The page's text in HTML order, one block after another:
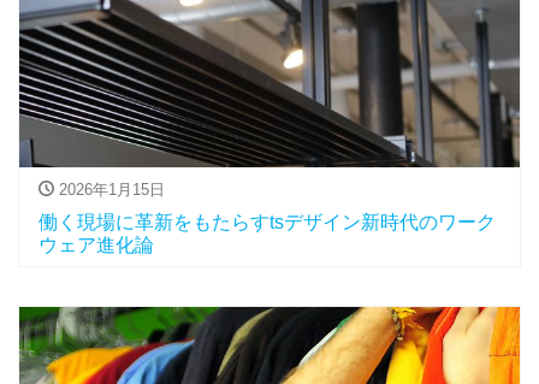
2026年1月15日
働く現場に革新をもたらすtsデザイン新時代のワーク
ウェア進化論